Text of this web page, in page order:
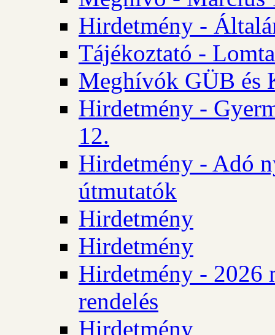
Hirdetmény -
Tájékoztató -
Meghívók GÜB és
Hirdetmény -
12.
Hirdetmény - Adó
útmutatók
Hirdetmény
Hirdetmény
Hirdetmény - 2026
rendelés
Hirdetmény